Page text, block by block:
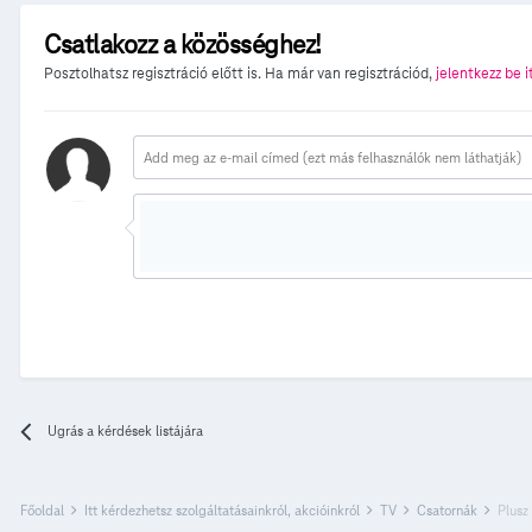
Csatlakozz a közösséghez!
Posztolhatsz regisztráció előtt is. Ha már van regisztrációd,jelentkezz be
Ugrás a kérdések listájára
Főoldal Itt kérdezhetsz szolgáltatásainkról, akcióinkról TV Csatornák